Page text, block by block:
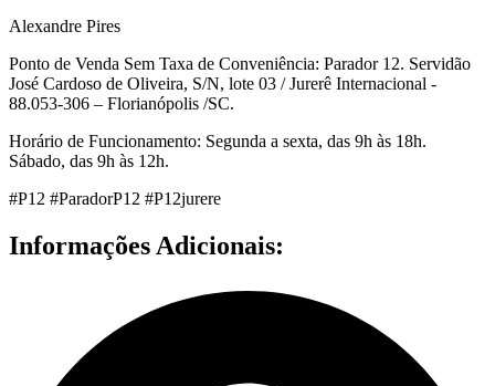
Alexandre Pires
Ponto de Venda Sem Taxa de Conveniência: Parador 12. Servidão
José Cardoso de Oliveira, S/N, lote 03 / Jurerê Internacional -
88.053-306 – Florianópolis /SC.
Horário de Funcionamento: Segunda a sexta, das 9h às 18h.
Sábado, das 9h às 12h.
#P12 #ParadorP12 #P12jurere
Informações Adicionais: